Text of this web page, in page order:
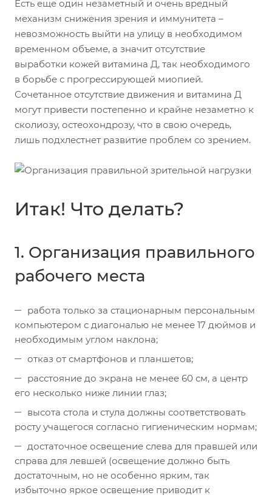
Есть еще один незаметный и очень вредный
механизм снижения зрения и иммунитета –
невозможность выйти на улицу в необходимом
временном объеме, а значит отсутствие
выработки кожей витамина Д, так необходимого
в борьбе с прогрессирующей миопией.
Сочетанное отсутствие движения и витамина Д
могут привести постепенно и крайне незаметно к
сколиозу, остеохондрозу, что в свою очередь,
лишь подхлестнет развитие проблем со зрением.
Итак! Что делать?
1. Организация правильного
рабочего места
работа только за стационарным персональным
компьютером с диагональю не менее 17 дюймов и
необходимым углом наклона;
отказ от смартфонов и планшетов;
расстояние до экрана не менее 60 см, а центр
его несколько ниже линии глаз;
высота стола и стула должны соответствовать
росту учащегося согласно гигиеническим нормам;
достаточное освещение слева для правшей или
справа для левшей (освещение должно быть
достаточным, но не особенно ярким, так
избыточно яркое освещение приводит к